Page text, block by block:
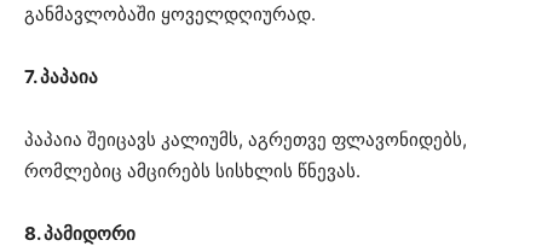
განმავლობაში ყოველდღიურად.
7. პაპაია
პაპაია შეიცავს კალიუმს, აგრეთვე ფლავონიდებს,
რომლებიც ამცირებს სისხლის წნევას.
8. პამიდორი